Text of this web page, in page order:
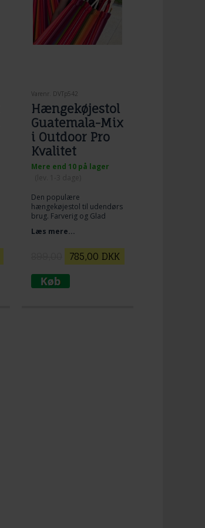
Varenr. DVTp542
Hængekøjestol
Guatemala-Mix
i Outdoor Pro
Kvalitet
Mere end 10 på lager
Den populære
hængekøjestol til udendørs
brug. Farverig og Glad
hængekøjestol i solidt
Læs mere...
785,00 DKK